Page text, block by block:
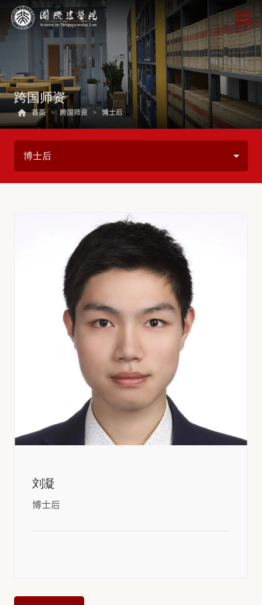
跨国师资
首页 > 跨国师资 > 博士后
博士后
刘凝
博士后